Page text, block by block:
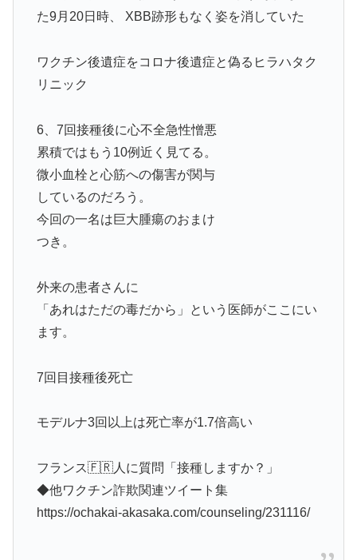
た9月20日時、 XBB跡形もなく姿を消していた
ワクチン後遺症をコロナ後遺症と偽るヒラハタク
リニック
6、7回接種後に心不全急性憎悪
累積ではもう10例近く見てる。
微小血栓と心筋への傷害が関与
しているのだろう。
今回の一名は巨大腫瘍のおまけ
つき。
外来の患者さんに
「あれはただの毒だから」という医師がここにい
ます。
7回目接種後死亡
モデルナ3回以上は死亡率が1.7倍高い
フランス🇫🇷人に質問「接種しますか？」
◆他ワクチン詐欺関連ツイート集
https://ochakai-akasaka.com/counseling/231116/